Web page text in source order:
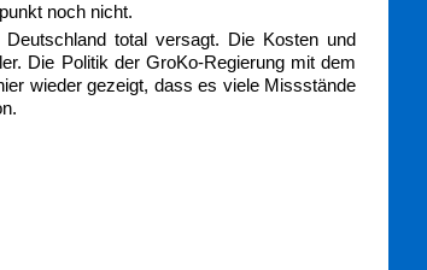
noch nicht.
total versagt. Die Kosten und
Die Politik der GroKo-Regierung mit dem
wieder gezeigt, dass es viele Missstände